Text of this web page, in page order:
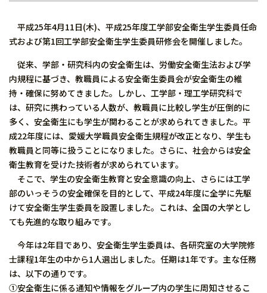
平成25年4月11日(木)、平成25年度工学部安全衛生学生委員任命
式および第1回工学部安全衛生学生委員研修会を開催しました。
従来、学部・研究科内の安全衛生は、労働安全衛生法および学
内規程に基づき、教職員による安全衛生委員会が安全衛生の維
持・確保に努めてきました。しかし、工学部・理工学研究科で
は、研究に携わっている人数が、教職員に比較し学生が圧倒的に
多く、安全衛生にも学生が関わることが求められてきました。平
成22年度には、愛媛大学職員安全衛生規程が改正となり、学生も
教職員と同等に扱うことになりました。さらに、社会からは安全
衛生教育を受けた技術者が求められています。
そこで、学生の安全衛生教育と安全意識の向上、さらには工学
部のいっそうの安全確保を目的として、平成24年度に全学に先駆
けて安全衛生学生委員を設置しました。これは、全国の大学とし
ても先進的な取り組みです。
今年は2年目であり、安全衛生学生委員は、各研究室の大学院修
士課程1年生の中から1人選出しました。任期は1年です。主な任務
は、以下の通りです。
①安全衛生に係る通知や情報をグループ内の学生に周知させるこ